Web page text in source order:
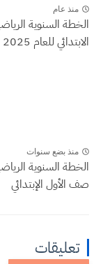
منذ عام
الخطة السنوية
الابتدائي للعام 2025 2026
منذ بضع سنوات
صف الأول الإبتدائي
تعليقات